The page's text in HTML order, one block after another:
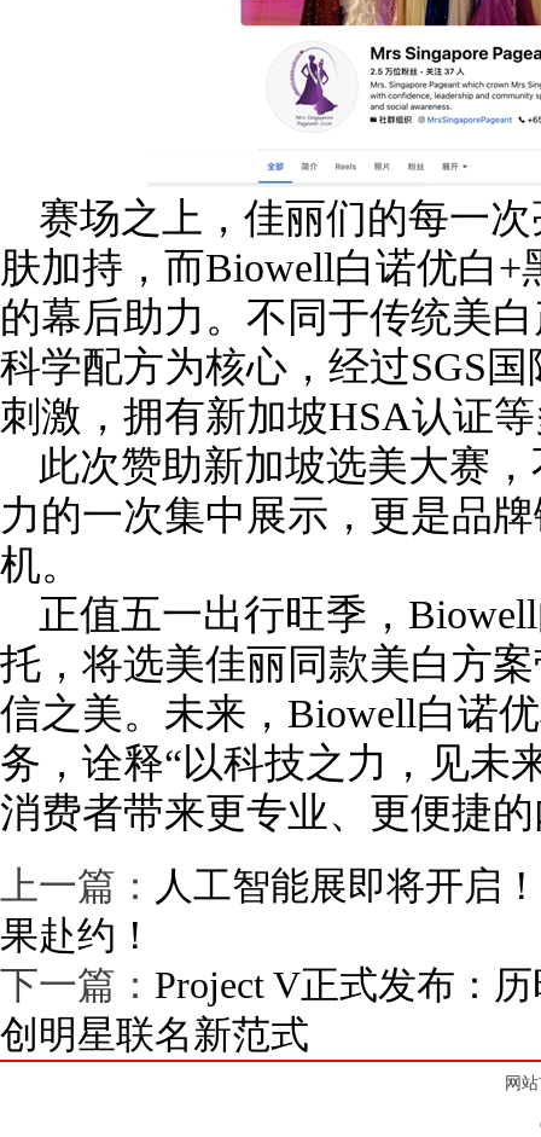
赛场之上，佳丽们的每一
肤加持，而Biowell白诺优白
的幕后助力。不同于传统美
科学配方为核心，经过SGS
刺激，拥有新加坡HSA认证
此次赞助新加坡选美大赛
力的一次集中展示，更是品
机。
正值五一出行旺季，
托，将选美佳丽同款美白方
信之美。未来，Biowell白诺
务，诠释“以科技之力，见未
消费者带来更专业、更便捷
上一篇： 人工智能展即将开启
果赴约！
下一篇： Project V正式发布：
创明星联名新范式
网